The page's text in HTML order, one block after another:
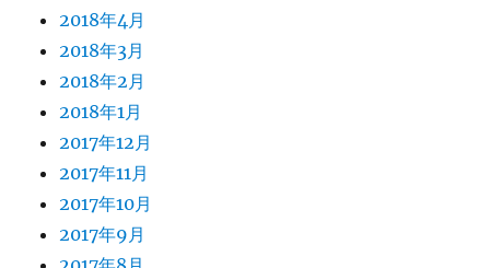
2018年4月
2018年3月
2018年2月
2018年1月
2017年12月
2017年11月
2017年10月
2017年9月